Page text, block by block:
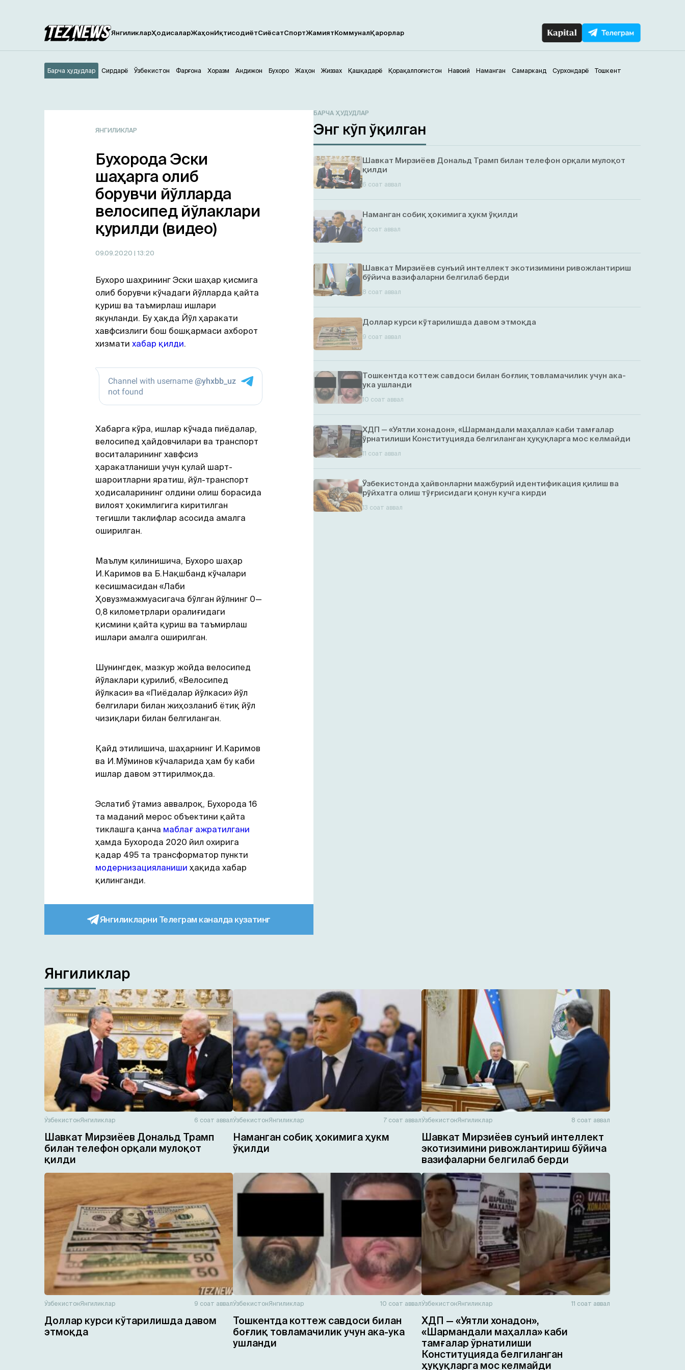
ЯнгиликларҲодисаларЖаҳонИқтисодиётСиёсатСпортЖамиятКоммуналҚарорлар
Андижон
Барча ҳудудлар Бухоро Жаҳон Жиззах Қашқадарё Қорақалпоғистон Навоий Наманган Самарканд
Сирдарё Сурхондарё Тошкент
Ўзбекистон Фарғона Хоразм
ЯНГИЛИКЛАР
Бухорода Эски
шаҳарга олиб
борувчи йўлларда
велосипед йўлаклари
қурилди (видео)
09.09.2020 | 13:20
Бухоро шаҳрининг Эски шаҳар қисмига
олиб борувчи кўчадаги йўлларда қайта
қуриш ва таъмирлаш ишлари
якунланди. Бу ҳақда Йўл ҳаракати
хавфсизлиги бош бошқармаси ахборот
хизмати хабар қилди.
Хабарга кўра, ишлар кўчада пиёдалар,
велосипед ҳайдовчилари ва транспорт
воситаларининг хавфсиз
ҳаракатланиши учун қулай шарт-
шароитларни яратиш, йўл-транспорт
ҳодисаларининг олдини олиш борасида
вилоят ҳокимлигига киритилган
тегишли таклифлар асосида амалга
оширилган.
Маълум қилинишича, Бухоро шаҳар
И.Каримов ва Б.Нақшбанд кўчалари
кесишмасидан «Лаби
Ҳовуз»мажмуасигача бўлган йўлнинг 0—
0,8 километрлари оралиғидаги
қисмини қайта қуриш ва таъмирлаш
ишлари амалга оширилган.
Шунингдек, мазкур жойда велосипед
йўлаклари қурилиб, «Велосипед
йўлкаси» ва «Пиёдалар йўлкаси» йўл
белгилари билан жиҳозланиб ётиқ йўл
чизиқлари билан белгиланган.
Қайд этилишича, шаҳарнинг И.Каримов
ва И.Мўминов кўчаларида ҳам бу каби
ишлар давом эттирилмоқда.
Эслатиб ўтамиз аввалроқ, Бухорода 16
та маданий мерос объектини қайта
тиклашга қанча маблағ ажратилгани
ҳамда Бухорода 2020 йил охирига
қадар 495 та трансформатор пункти
модернизацияланиши ҳақида хабар
қилинганди.
Янгиликларни Телеграм каналда кузатинг
БАРЧА ҲУДУДЛАР
Энг кўп ўқилган
Шавкат Мирзиёев Дональд Трамп билан телефон орқали мулоқот
қилди
6 соат аввал
Наманган собиқ ҳокимига ҳукм ўқилди
7 соат аввал
Шавкат Мирзиёев сунъий интеллект экотизимини ривожлантириш
бўйича вазифаларни белгилаб берди
8 соат аввал
Доллар курси кўтарилишда давом этмоқда
9 соат аввал
Тошкентда коттеж савдоси билан боғлиқ товламачилик учун ака-
ука ушланди
10 соат аввал
ХДП — «Уятли хонадон», «Шармандали маҳалла» каби тамғалар
ўрнатилиши Конституцияда белгиланган ҳуқуқларга мос келмайди
11 соат аввал
Ўзбекистонда ҳайвонларни мажбурий идентификация қилиш ва
рўйхатга олиш тўғрисидаги қонун кучга кирди
13 соат аввал
Янгиликлар
ЎзбекистонЯнгиликлар 6 соат аввал
Шавкат Мирзиёев Дональд Трамп
билан телефон орқали мулоқот
қилди
ЎзбекистонЯнгиликлар 7 соат аввал
Наманган собиқ ҳокимига ҳукм
ўқилди
ЎзбекистонЯнгиликлар 8 соат аввал
Шавкат Мирзиёев сунъий интеллект
экотизимини ривожлантириш бўйича
вазифаларни белгилаб берди
ЎзбекистонЯнгиликлар 9 соат аввал
Доллар курси кўтарилишда давом
этмоқда
ЎзбекистонЯнгиликлар 10 соат аввал
Тошкентда коттеж савдоси билан
боғлиқ товламачилик учун ака-ука
ушланди
ЎзбекистонЯнгиликлар 11 соат аввал
ХДП — «Уятли хонадон»,
«Шармандали маҳалла» каби
тамғалар ўрнатилиши
Конституцияда белгиланган
ҳуқуқларга мос келмайди